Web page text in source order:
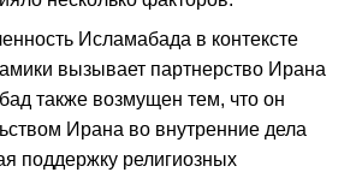
Исламабада в контексте
вызывает партнерство Ирана
также возмущен тем, что он
Ирана во внутренние дела
поддержку религиозных